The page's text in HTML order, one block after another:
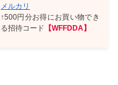
メルカリ
↑500円分お得にお買い物でき
る招待コード 【WFFDDA】